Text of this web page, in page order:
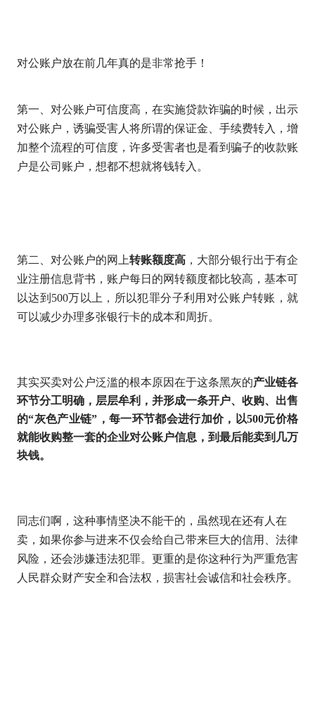
对公账户放在前几年真的是非常抢手！
第一、对公账户可信度高，在实施贷款诈骗的时候，出示
对公账户，诱骗受害人将所谓的保证金、手续费转入，增
加整个流程的可信度，许多受害者也是看到骗子的收款账
户是公司账户，想都不想就将钱转入。
第二、对公账户的网上转账额度高 ，大部分银行出于有企
业注册信息背书，账户每日的网转额度都比较高，基本可
以达到 500万以上，所以犯罪分子利用对公账户转账，就
可以减少办理多张银行卡的成本和周折。
其实买卖对公户泛滥的根本原因在于这条黑灰的产业链各
环节分工明确，层层牟利，并形成一条开户、收购、出售
的“灰色产业链”，每一环节都会进行加价，以500元价格
就能收购整一套的企业对公账户信息，到最后能卖到几万
块钱。
同志们啊，这种事情坚决不能干的，虽然现在还有人在
卖，如果你参与进来不仅会给自己带来巨大的信用、法律
风险，还会涉嫌违法犯罪。更重的是你这种行为严重危害
人民群众财产安全和合法权，损害社会诚信和社会秩序。